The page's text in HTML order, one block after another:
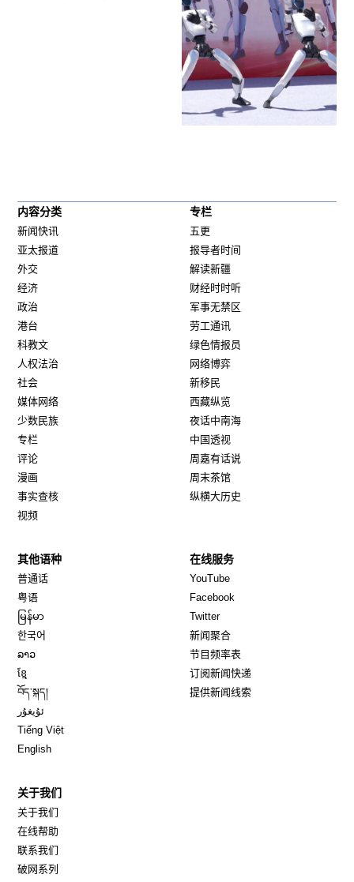
内容分类
新闻快讯
亚太报道
外交
经济
政治
港台
科教文
人权法治
社会
媒体网络
少数民族
专栏
评论
漫画
事实查核
视频
专栏
五更
报导者时间
解读新疆
财经时时听
军事无禁区
劳工通讯
绿色情报员
网络博弈
新移民
西藏纵览
夜话中南海
中国透视
周嘉有话说
周末茶馆
纵横大历史
其他语种
普通话
粤语
မြန်မာ
한국어
ລາວ
ខ្មែ
བོད་སྐད།
ئۇيغۇر
Tiếng Việt
English
在线服务
YouTube
Facebook
TwitterOpens in new window
新闻聚合
节目频率表
订阅新闻快递
提供新闻线索
关于我们
关于我们
在线帮助
联系我们
破网系列